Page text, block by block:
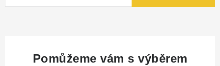
Pomůžeme vám s výběrem